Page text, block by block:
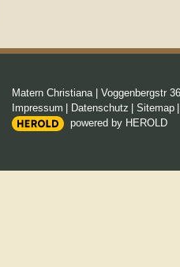
Matern Christiana| Voggenbergstr 36
Impressum
Datenschutz Sitemap
powered by HEROLD